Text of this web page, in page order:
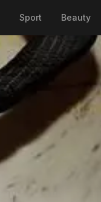
Sport Beauty